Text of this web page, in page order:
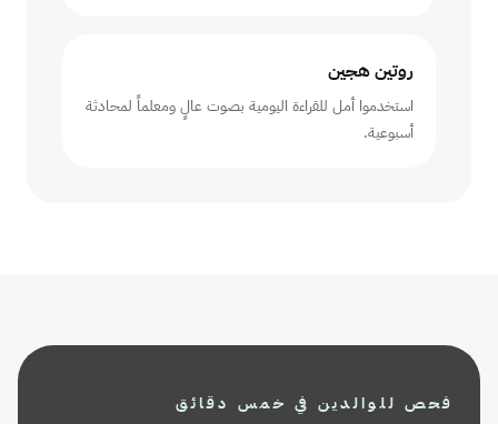
روتين هجين
استخدموا أمل للقراءة اليومية بصوت عالٍ ومعلماً لمحادثة
أسبوعية.
فحص للوالدين في خمس دقائق